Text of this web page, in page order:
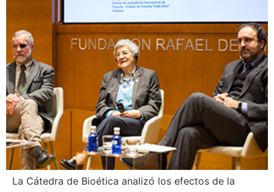
La Cátedra de Bioética analizó los efectos de la